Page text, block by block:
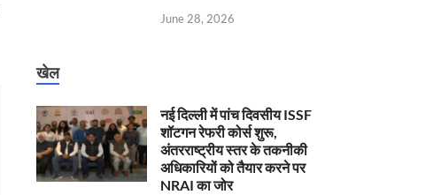
June 28, 2026
खेल
नई दिल्ली में पांच दिवसीय ISSF
शॉटगन रेफरी कोर्स शुरू,
अंतरराष्ट्रीय स्तर के तकनीकी
अधिकारियों को तैयार करने पर
NRAI का जोर